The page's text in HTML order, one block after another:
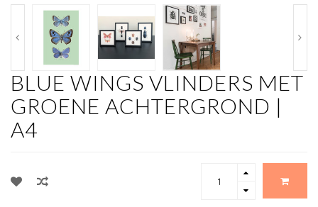
BLUE WINGS VLINDERS MET
GROENE ACHTERGROND |
A4